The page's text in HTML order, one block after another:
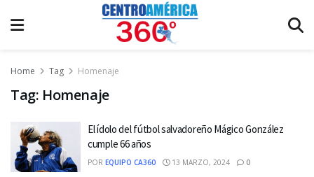
Home Tag Homenaje
Tag: Homenaje
El ídolo del fútbol salvadoreño Mágico González
cumple 66 años
POR EQUIPO CA360 13 MARZO, 2024 0